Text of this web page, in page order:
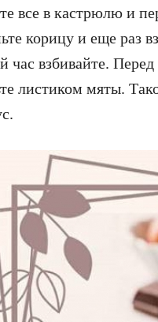
все в кастрюлю и
корицу и еще раз
час взбивайте.
листиком мяты.